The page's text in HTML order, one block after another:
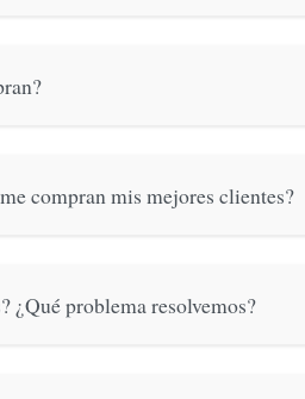
compran mis mejores clientes?
¿Qué problema resolvemos?